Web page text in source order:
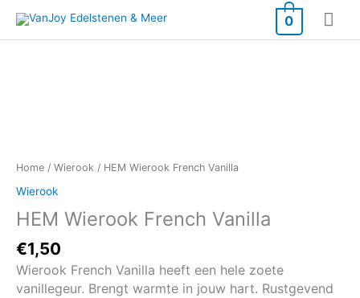
naar
de
0
Home / Wierook / HEM Wierook French Vanilla
Wierook
HEM Wierook French Vanilla
€1,50
Wierook French Vanilla heeft een hele zoete
vanillegeur. Brengt warmte in jouw hart. Rustgevend
aantal